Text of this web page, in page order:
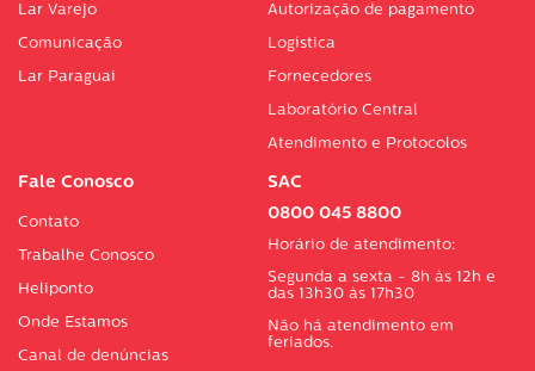
Lar Varejo
Comunicação
Lar Paraguai
Autorização de pagamento
Logística
Fornecedores
Laboratório Central
Atendimento e Protocolos
Fale Conosco
Contato
Trabalhe Conosco
Heliponto
Onde Estamos
Canal de denúncias
SAC
0800 045 8800
Horário de atendimento:
Segunda a sexta - 8h às 12h e
das 13h30 às 17h30
Não há atendimento em
feriados.